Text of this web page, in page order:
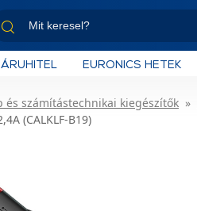
ÁRUHITEL EURONICS HETEK
és számítástechnikai kiegészítők
(CALKLF-B19)